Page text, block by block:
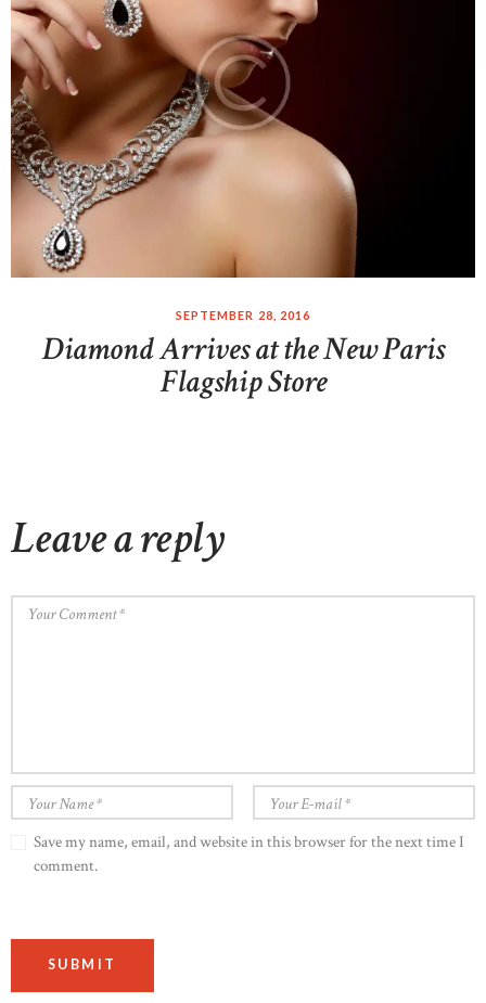
SEPTEMBER 28, 2016
Diamond Arrives at the New Paris
Flagship Store
Leave a reply
Save my name, email, and website in this browser for the next time I
comment.